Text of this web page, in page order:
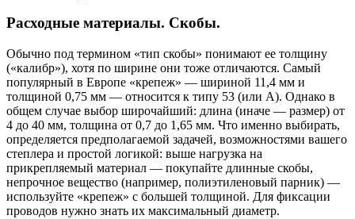
Расходные материалы. Скобы.
Обычно под термином «тип скобы» понимают ее толщину
(«калибр»), хотя по ширине они тоже отличаются. Самый
популярный в Европе «крепеж» — шириной 11,4 мм и
толщиной 0,75 мм — относится к типу 53 (или А). Однако в
общем случае выбор широчайший: длина (иначе — размер) от
4 до 40 мм, толщина от 0,7 до 1,65 мм. Что именно выбирать,
определяется предполагаемой задачей, возможностями вашего
степлера и простой логикой: выше нагрузка на
прикрепляемый материал — покупайте длинные скобы,
непрочное вещество (например, полиэтиленовый парник) —
используйте «крепеж» с большей толщиной. Для фиксации
проводов нужно знать их максимальный диаметр.